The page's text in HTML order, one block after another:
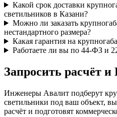
Какой срок доставки
светильников в Казани?
Можно ли заказать
нестандартного размера?
Какая гарантия на
Работаете ли вы по 44-ФЗ и
Запросить расчёт
Инженеры Авалит подберут
светильники под ваш объект,
расчёт и подготовят